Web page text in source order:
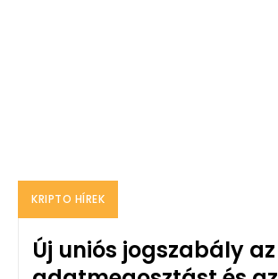
KRIPTO HÍREK
Új uniós jogszabály az